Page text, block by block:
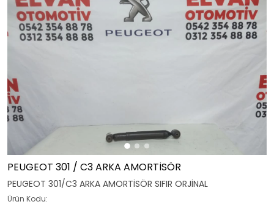
PEUGEOT 301 / C3 ARKA AMORTİSÖR
PEUGEOT 301/C3 ARKA AMORTİSÖR SIFIR ORJİNAL
Ürün Kodu: